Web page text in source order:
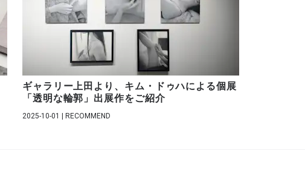
ギャラリー上田より、キム・ドゥハによる個展
「透明な輪郭」出展作をご紹介
2025-10-01 | RECOMMEND